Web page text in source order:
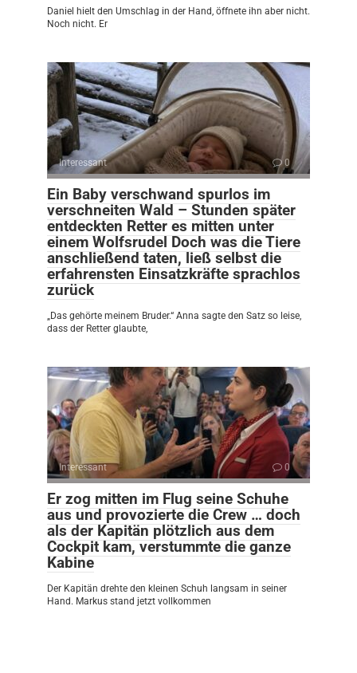
Daniel hielt den Umschlag in der Hand, öffnete ihn aber nicht.
Noch nicht. Er
Interessant 0
Ein Baby verschwand spurlos im
verschneiten Wald – Stunden später
entdeckten Retter es mitten unter
einem Wolfsrudel Doch was die Tiere
anschließend taten, ließ selbst die
erfahrensten Einsatzkräfte sprachlos
zurück
„Das gehörte meinem Bruder.“ Anna sagte den Satz so leise,
dass der Retter glaubte,
Interessant 0
Er zog mitten im Flug seine Schuhe
aus und provozierte die Crew … doch
als der Kapitän plötzlich aus dem
Cockpit kam, verstummte die ganze
Kabine
Der Kapitän drehte den kleinen Schuh langsam in seiner
Hand. Markus stand jetzt vollkommen